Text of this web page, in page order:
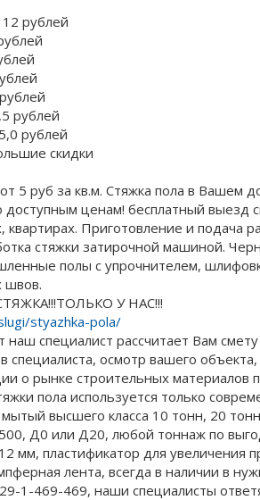
рублей
рублей
рублей
скидки
5 руб за кв.м. Стяжка пола в Вашем
ценам! бесплатный выезд
квартирах. Приготовление и подача
стяжки затирочной машиной.
полы с упрочнителем,
швов.
У НАС!!!
styazhka-pola/
наш специалист рассчитает Вам
специалиста, осмотр вашего
о рынке строительных материалов
пола используется только
мытый высшего класса 10 тонн, 20
Д0 или Д20, любой тоннаж по
мм, пластификатор для увеличения
лента, всегда в наличии в
1-469-469, наши специалисты